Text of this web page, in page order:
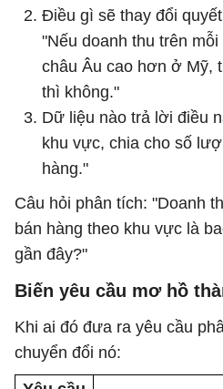
Điều gì sẽ thay đổi
"Nếu doanh thu trên
châu Âu cao hơn ở Mỹ,
thì không."
Dữ liệu nào trả lời điều
khu vực, chia cho số
hàng."
Câu hỏi phân tích: "Doanh
bán hàng theo khu vực là
gần đây?"
Biến yêu cầu mơ hồ
Khi ai đó đưa ra yêu cầu
chuyển đổi nó: